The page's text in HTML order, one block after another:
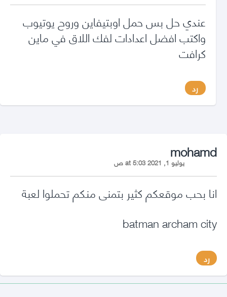
عندي حل بس حمل اوبتيفاين وروح يوتيوب
واكتب افضل اعدادات لفك اللاق في ماين
كرافت
رد
mohamd
يوليو 1, 2021 at 5:03 ص
انا بحب موقعكم كثير بتمنى منكم تحملوا لعبة
batman archam city
رد